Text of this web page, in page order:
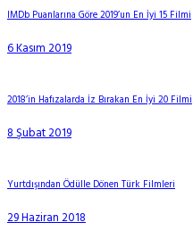
IMDb Puanlarına Göre 2019’un En İyi 15 Filmi
6 Kasım 2019
2018’in Hafızalarda İz Bırakan En İyi 20 Filmi
8 Şubat 2019
Yurtdışından Ödülle Dönen Türk Filmleri
29 Haziran 2018